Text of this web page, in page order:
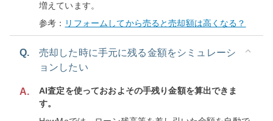
増えています。
参考： リフォームしてから売ると売却額は高くなる？
Q.
売却した時に手元に残る金額をシミュレーシ
ョンしたい
A.
AI査定を使っておおよその手残り金額を算出できま
す。